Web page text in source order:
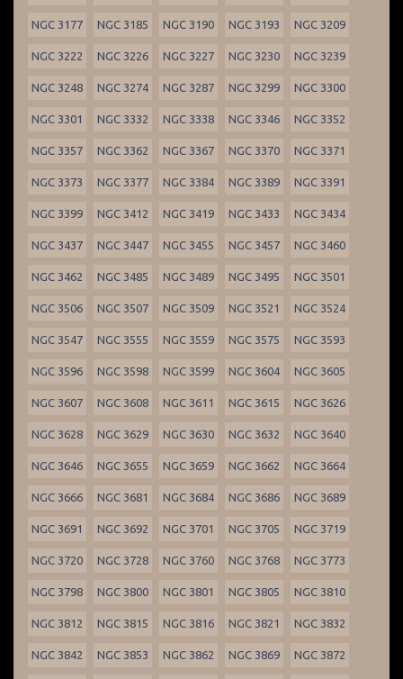
NGC 3177 NGC 3185 NGC 3190 NGC 3193 NGC 3209
NGC 3222 NGC 3226 NGC 3227 NGC 3230 NGC 3239
NGC 3248 NGC 3274 NGC 3287 NGC 3299 NGC 3300
NGC 3301 NGC 3332 NGC 3338 NGC 3346 NGC 3352
NGC 3357 NGC 3362 NGC 3367 NGC 3370 NGC 3371
NGC 3373 NGC 3377 NGC 3384 NGC 3389 NGC 3391
NGC 3399 NGC 3412 NGC 3419 NGC 3433 NGC 3434
NGC 3437 NGC 3447 NGC 3455 NGC 3457 NGC 3460
NGC 3462 NGC 3485 NGC 3489 NGC 3495 NGC 3501
NGC 3506 NGC 3507 NGC 3509 NGC 3521 NGC 3524
NGC 3547 NGC 3555 NGC 3559 NGC 3575 NGC 3593
NGC 3596 NGC 3598 NGC 3599 NGC 3604 NGC 3605
NGC 3607 NGC 3608 NGC 3611 NGC 3615 NGC 3626
NGC 3628 NGC 3629 NGC 3630 NGC 3632 NGC 3640
NGC 3646 NGC 3655 NGC 3659 NGC 3662 NGC 3664
NGC 3666 NGC 3681 NGC 3684 NGC 3686 NGC 3689
NGC 3691 NGC 3692 NGC 3701 NGC 3705 NGC 3719
NGC 3720 NGC 3728 NGC 3760 NGC 3768 NGC 3773
NGC 3798 NGC 3800 NGC 3801 NGC 3805 NGC 3810
NGC 3812 NGC 3815 NGC 3816 NGC 3821 NGC 3832
NGC 3842 NGC 3853 NGC 3862 NGC 3869 NGC 3872